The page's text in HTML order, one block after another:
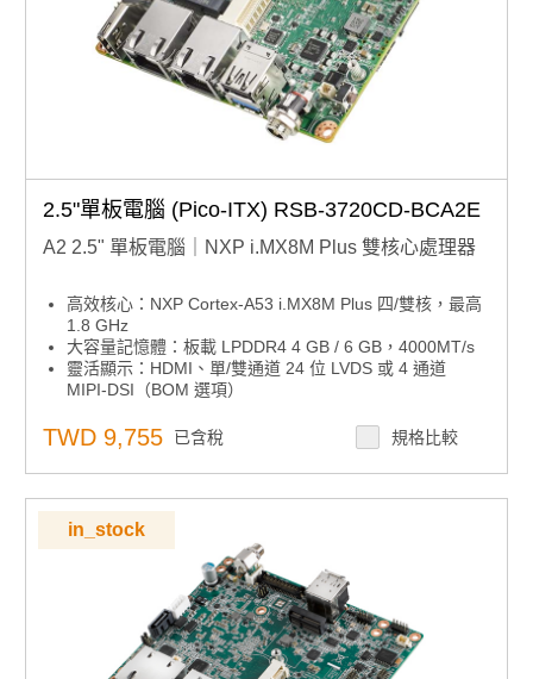
2.5"單板電腦 (Pico-ITX) RSB-3720CD-BCA2E
A2 2.5" 單板電腦｜NXP i.MX8M Plus 雙核心處理器
高效核心：NXP Cortex-A53 i.MX8M Plus 四/雙核，最高
1.8 GHz
大容量記憶體：板載 LPDDR4 4 GB / 6 GB，4000MT/s
靈活顯示：HDMI、單/雙通道 24 位 LVDS 或 4 通道
MIPI-DSI（BOM 選項）
micro SD、音訊輸入/輸出
無線擴充：迷你 PCIe（3G/4G）、M.2 2230 E-Key
多系統支援：相容 Windows 10 IoT Enterprise on Arm、
Yocto Linux、Android BSP
I/O 擴展：支援 UIO40-Express 擴展板
TWD 9,755 已含稅 規格比較
in_stock